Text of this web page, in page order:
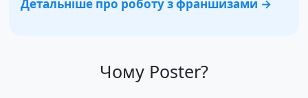
Детальніше про роботу з франшизами →
Чому Poster?